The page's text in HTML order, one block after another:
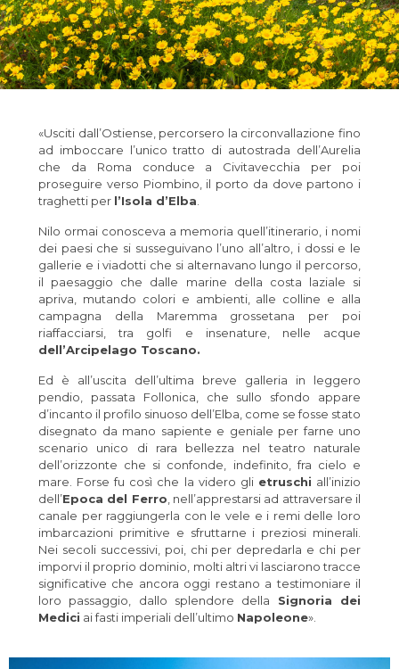
«Usciti dall’Ostiense, percorsero la circonvallazione fino
ad imboccare l’unico tratto di autostrada dell’Aurelia
che da Roma conduce a Civitavecchia per poi
proseguire verso Piombino, il porto da dove partono i
traghetti per l’Isola d’Elba
Nilo ormai conosceva a memoria quell’itinerario, i nomi
dei paesi che si susseguivano l’uno all’altro, i dossi e le
gallerie e i viadotti che si alternavano lungo il percorso,
il paesaggio che dalle marine della costa laziale si
apriva, mutando colori e ambienti, alle colline e alla
campagna della Maremma grossetana per poi
riaffacciarsi, tra golfi e insenature, nelle acque
dell’Arcipelago Toscano.
Ed è all’uscita dell’ultima breve galleria in leggero
pendio, passata Follonica, che sullo sfondo appare
d’incanto il profilo sinuoso dell’Elba, come se fosse stato
disegnato da mano sapiente e geniale per farne uno
scenario unico di rara bellezza nel teatro naturale
dell’orizzonte che si confonde, indefinito, fra cielo e
mare. Forse fu così che la videro gli etruschi all’inizio
dell’Epoca del Ferro , nell’apprestarsi ad attraversare il
canale per raggiungerla con le vele e i remi delle loro
imbarcazioni primitive e sfruttarne i preziosi minerali.
Nei secoli successivi, poi, chi per depredarla e chi per
imporvi il proprio dominio, molti altri vi lasciarono tracce
significative che ancora oggi restano a testimoniare il
loro passaggio, dallo splendore della Signoria dei
Medici ai fasti imperiali dell’ultimo Napoleone».